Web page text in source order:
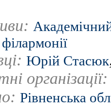
Юрій Стасюк
Рівненська